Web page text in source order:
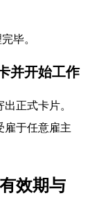
毕。
并开始工作
正式卡片。
雇于任意雇主
效期与